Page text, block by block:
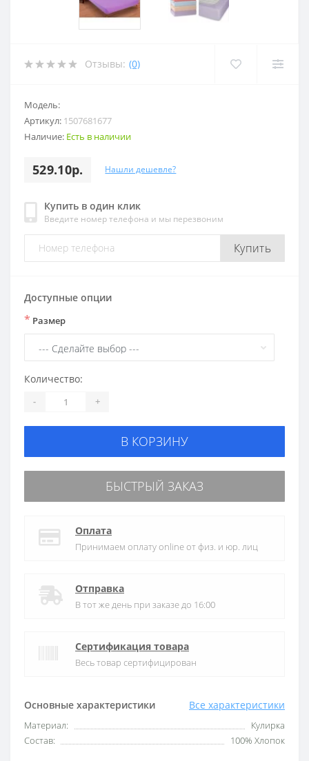
Отзывы: (0)
Модель:
Артикул: 1507681677
Наличие: Есть в наличии
529.10р. Нашли дешевле?
Купить в один клик
Введите номер телефона и мы перезвоним
Купить
Основные характеристики Все характеристики
Материал:
Кулирка
Состав:
100% Хлопок
Доступные опции
* Размер
Количество:
- +
В КОРЗИНУ
БЫСТРЫЙ ЗАКАЗ
Оплата
Принимаем оплату online от физ. и юр. лиц
Отправка
В тот же день при заказе до 16:00
Сертификация товара
Весь товар сертифицирован